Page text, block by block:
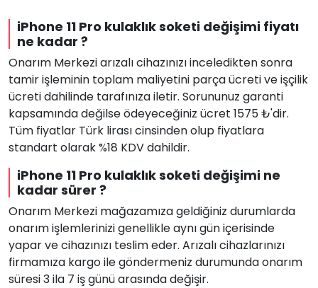
iPhone 11 Pro kulaklık soketi değişimi fiyatı
ne kadar ?
Onarım Merkezi arızalı cihazınızı inceledikten sonra
tamir işleminin toplam maliyetini parça ücreti ve işçilik
ücreti dahilinde tarafınıza iletir. Sorununuz garanti
kapsamında değilse ödeyeceğiniz ücret 1575 ₺'dir.
Tüm fiyatlar Türk lirası cinsinden olup fiyatlara
standart olarak %18 KDV dahildir.
iPhone 11 Pro kulaklık soketi değişimi ne
kadar sürer ?
Onarım Merkezi mağazamıza geldiğiniz durumlarda
onarım işlemlerinizi genellikle aynı gün içerisinde
yapar ve cihazınızı teslim eder. Arızalı cihazlarınızı
firmamıza kargo ile göndermeniz durumunda onarım
süresi 3 ila 7 iş günü arasında değişir.